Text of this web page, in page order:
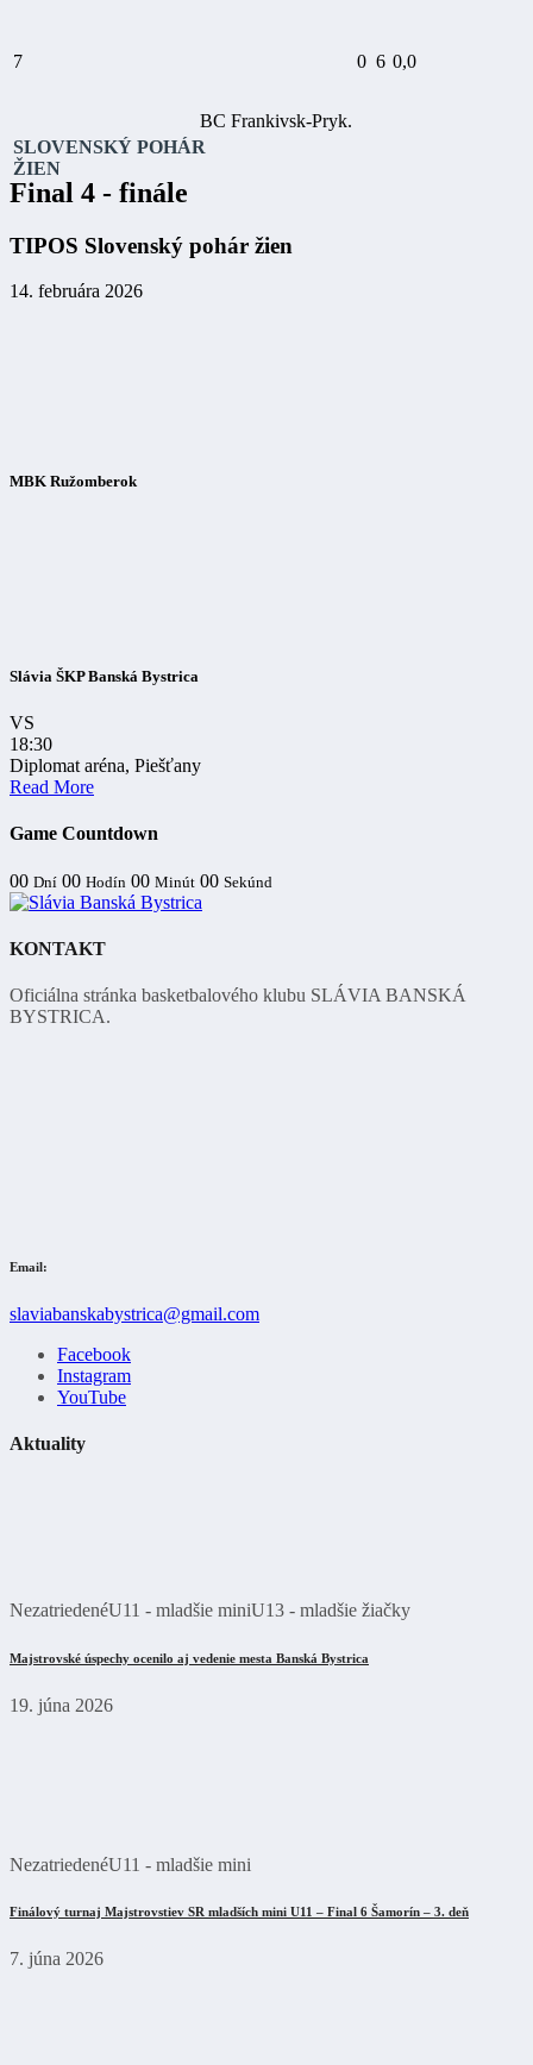
7
BC Frankivsk-Pryk.
0 6 0,0
SLOVENSKÝ POHÁR
ŽIEN
Final 4 - finále
TIPOS Slovenský pohár žien
14. februára 2026
MBK Ružomberok
Slávia ŠKP Banská Bystrica
VS
18:30
Diplomat aréna, Piešťany
Read More
Game Countdown
00 Dní 00 Hodín 00 Minút 00 Sekúnd
KONTAKT
Oficiálna stránka basketbalového klubu SLÁVIA BANSKÁ
BYSTRICA.
Email:
slaviabanskabystrica@gmail.com
Facebook
Instagram
YouTube
Aktuality
NezatriedenéU11 - mladšie miniU13 - mladšie žiačky
Majstrovské úspechy ocenilo aj vedenie mesta Banská Bystrica
19. júna 2026
NezatriedenéU11 - mladšie mini
Finálový turnaj Majstrovstiev SR mladších mini U11 – Final 6 Šamorín – 3. deň
7. júna 2026